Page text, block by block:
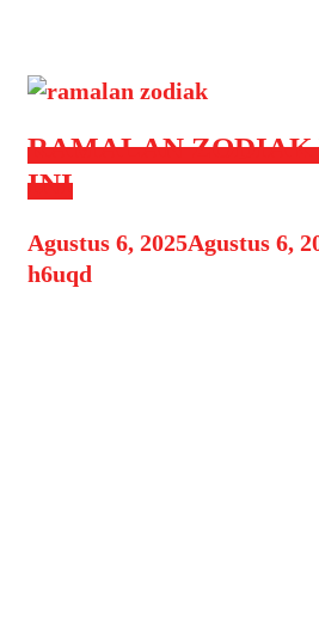
RAMALAN ZODIAK
INI
Agustus 6, 2025Agustus 6,
h6uqd